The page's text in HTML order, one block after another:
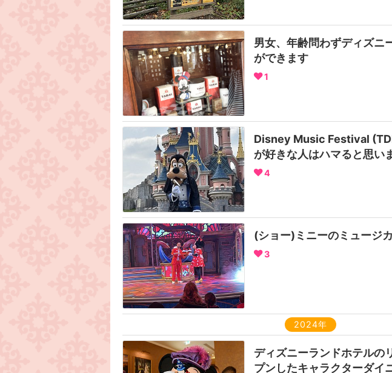
男女、年齢問わずディズニ
ができます
1
Disney Music Festival
が好きな人はハマると思い
4
(ショー)ミニーのミュージ
3
2024年
ディズニーランドホテルの
プンしたキャラクターダイ